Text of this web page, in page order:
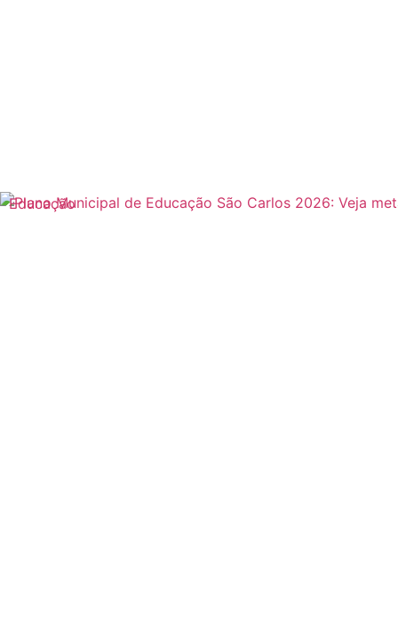
Educação